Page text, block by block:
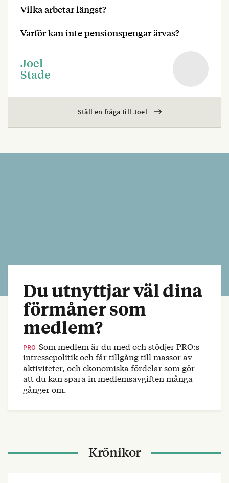
Vilka arbetar längst?
Varför kan inte pensionspengar ärvas?
Joel
Stade
Ställ en fråga till Joel
Du utnyttjar väl dina
förmåner som
medlem?
PRO Som medlem är du med och stödjer PRO:s
intressepolitik och får tillgång till massor av
aktiviteter, och ekonomiska fördelar som gör
att du kan spara in medlemsavgiften många
gånger om.
Krönikor